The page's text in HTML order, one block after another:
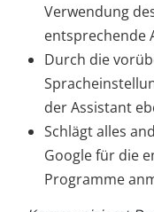
Verwendung
entsprechende
Durch die
der Assistant
Schlägt alles
Google für die
Programme